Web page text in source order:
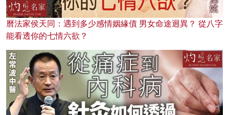
曆法家侯天同：遇到多少感情姻緣債 男女命途迥異？ 從八字
能看透你的七情六欲？